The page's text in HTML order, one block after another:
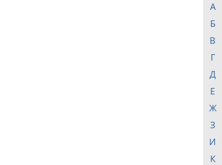
А
Б
В
Г
Д
Е
Ж
З
И
К